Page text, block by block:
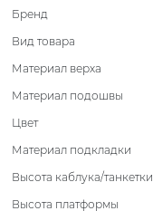
Бренд
Вид товара
Материал верха
Материал подошвы
Цвет
Материал подкладки
Высота каблука/танкетки
Высота платформы